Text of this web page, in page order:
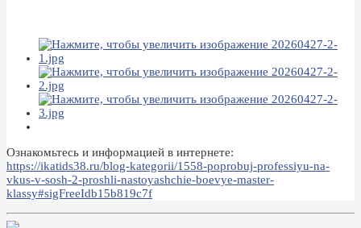
Ознакомьтесь и информацией в интернете:
https://ikatids38.ru/blog-kategorii/1558-poprobuj-professiyu-na-
vkus-v-sosh-2-proshli-nastoyashchie-boevye-master-
klassy#sigFreeIdb15b819c7f